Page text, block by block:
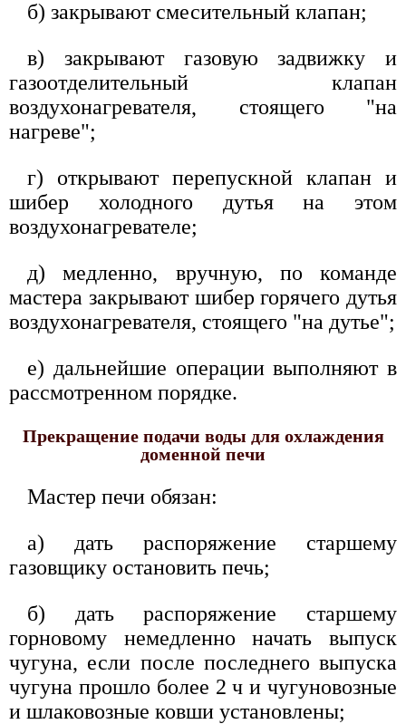
б) закрывают смесительный клапан;
в) закрывают газовую задвижку и
газоотделительный клапан
воздухонагревателя, стоящего "на
нагреве";
г) открывают перепускной клапан и
шибер холодного дутья на этом
воздухонагревателе;
д) медленно, вручную, по команде
мастера закрывают шибер горячего дутья
воздухонагревателя, стоящего "на дутье";
е) дальнейшие операции выполняют в
рассмотренном порядке.
Прекращение подачи воды для охлаждения
доменной печи
Мастер печи обязан:
а) дать распоряжение старшему
газовщику остановить печь;
б) дать распоряжение старшему
горновому немедленно начать выпуск
чугуна, если после последнего выпуска
чугуна прошло более 2 ч и чугуновозные
и шлаковозные ковши установлены;